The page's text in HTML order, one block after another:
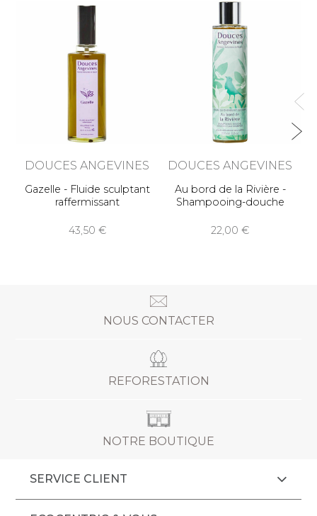
DOUCES ANGEVINES
Gazelle - Fluide sculptant
raffermissant
43,50
DOUCES ANGEVINES
Au bord de la Rivière -
Shampooing-douche
22,00
NOUS CONTACTER
REFORESTATION
NOTRE BOUTIQUE
SERVICE CLIENT